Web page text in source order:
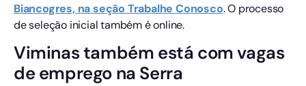
Biancogres, na seção Trabalhe Conosco. O processo
de seleção inicial também é online.
Viminas também está com vagas
de emprego na Serra